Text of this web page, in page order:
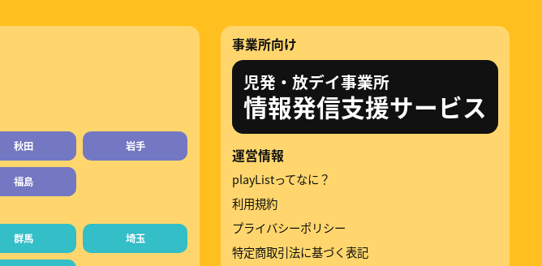
秋田 岩手
福島
群馬 埼玉
事業所向け
児発・放デイ事業所
情報発信支援サービス
運営情報
playListってなに？
利用規約
プライバシーポリシー
特定商取引法に基づく表記